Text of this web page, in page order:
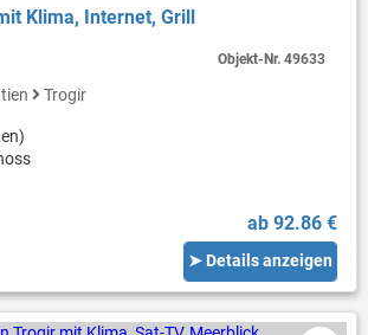
Klima, Internet, Grill
Trogir
ab 92.86 €
➤ Details anzeigen
Objekt-Nr.49633